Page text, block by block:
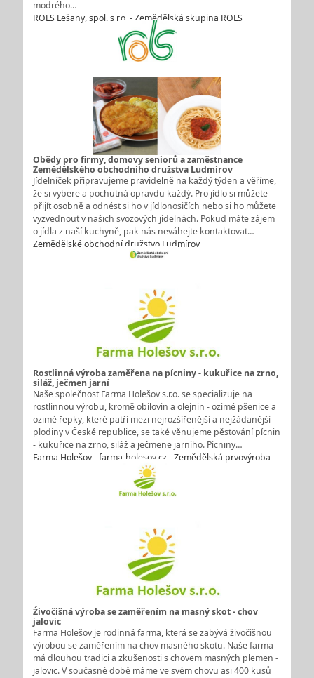
modrého…
ROLS Lešany, spol. s r.o. - Zemědělská skupina ROLS
Obědy pro firmy, domovy seniorů a zaměstnance
Zemědělského obchodního družstva Ludmírov
Jídelníček připravujeme pravidelně na každý týden a věříme,
že si vybere a pochutná opravdu každý. Pro jídlo si můžete
přijít osobně a odnést si ho v jídlonosičích nebo si ho můžete
vyzvednout v našich svozových jídelnách. Pokud máte zájem
o jídla z naší kuchyně, pak nás neváhejte kontaktovat…
Zemědělské obchodní družstvo Ludmírov
Rostlinná výroba zaměřena na pícniny - kukuřice na zrno,
siláž, ječmen jarní
Naše společnost Farma Holešov s.r.o. se specializuje na
rostlinnou výrobu, kromě obilovin a olejnin - ozimé pšenice a
ozimé řepky, které patří mezi nejrozšířenější a nejžádanější
plodiny v České republice, se také věnujeme pěstování pícnin
- kukuřice na zrno, siláž a ječmene jarního. Pícniny…
Farma Holešov - farma-holesov.cz - Zemědělská prvovýroba
Źivočišná výroba se zaměřením na masný skot - chov
jalovic
Farma Holešov je rodinná farma, která se zabývá živočišnou
výrobou se zaměřením na chov masného skotu. Naše farma
má dlouhou tradici a zkušenosti s chovem masných plemen -
jalovic. V současné době máme ve svém chovu asi 400 kusů